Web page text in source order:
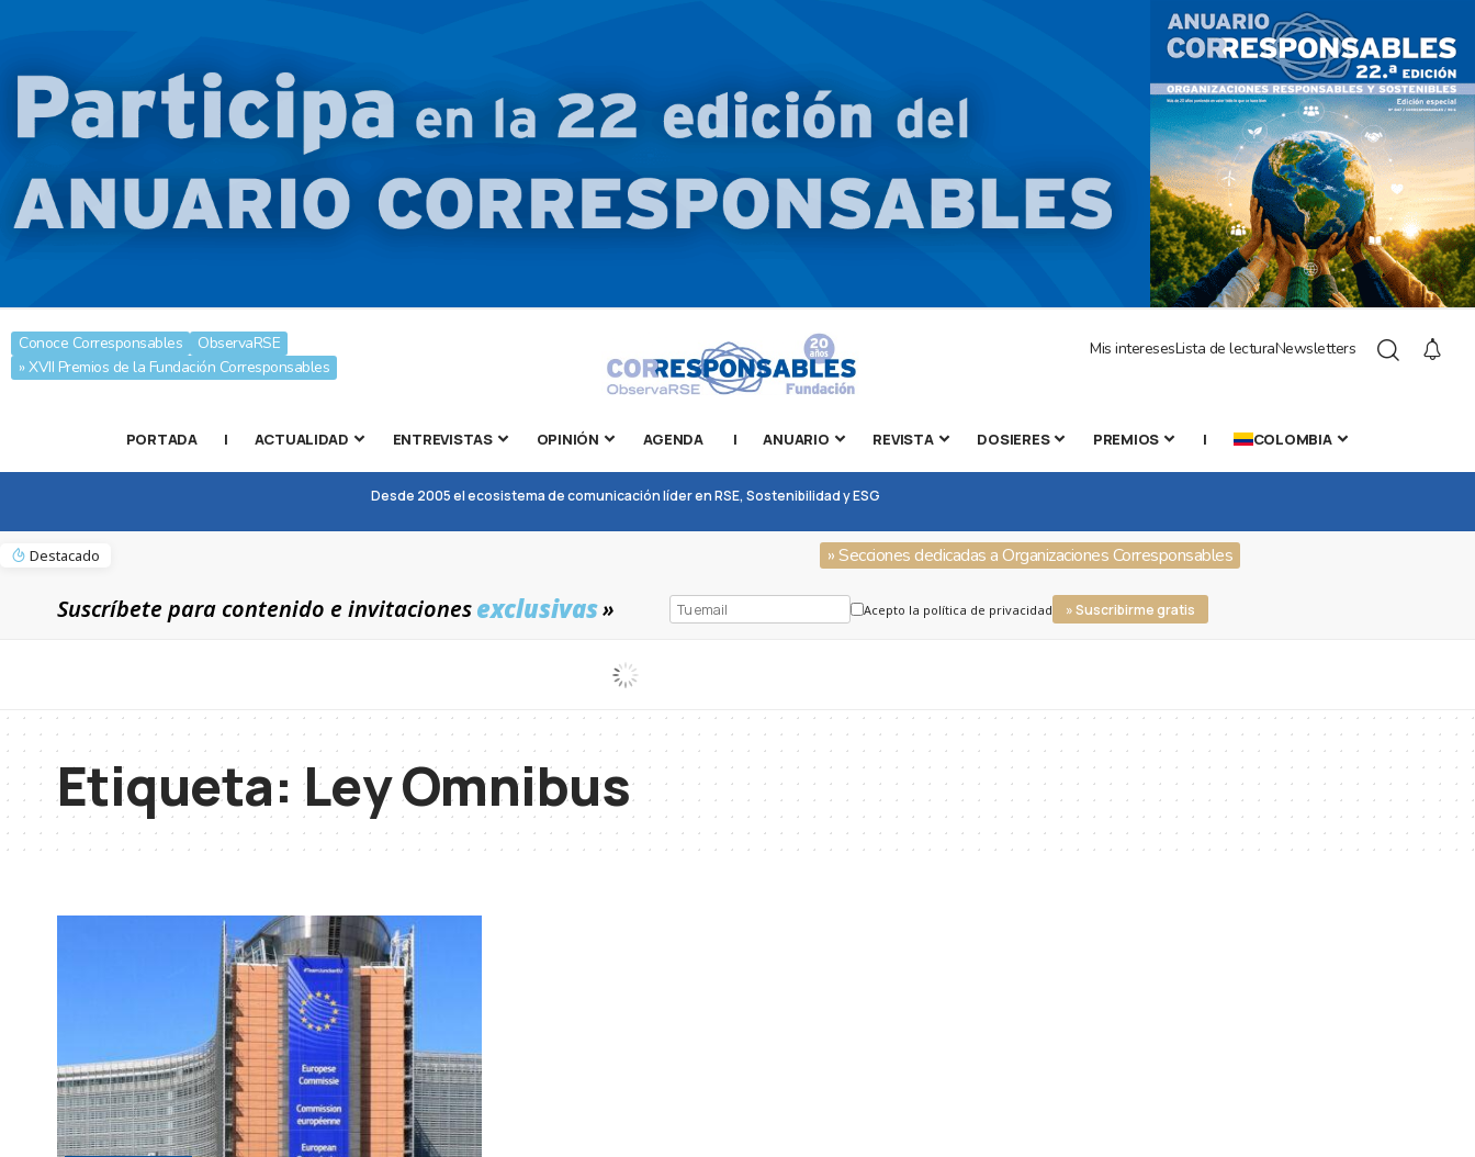
Conoce Corresponsables
ObservaRSE
» XVII Premios de la Fundación Corresponsables
Mis interesesLista de lecturaNewsletters
PORTADA | ACTUALIDAD ENTREVISTAS OPINIÓN AGENDA | ANUARIO REVISTA DOSIERES PREMIOS | COLOMBIA
Desde 2005 el ecosistema de comunicación líder en RSE, Sostenibilidad y ESG
Destacado » Secciones dedicadas a Organizaciones Corresponsables
Suscríbete para contenido e invitacionesexclusivas» Acepto la política de privacidad » Suscribirme gratis
Etiqueta: Ley Omnibus